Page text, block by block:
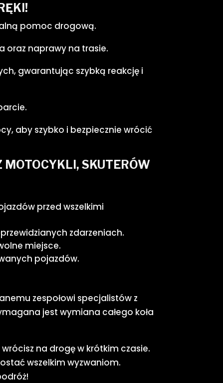
pomoc drogową.
oraz naprawy na trasie.
gwarantując szybką reakcję i
aby szybko i bezpiecznie wrócić
SKUTERÓW
przed wszelkimi
zdarzeniach.
miejsce.
pojazdów.
zespołowi specjalistów z
jest wymiana całego koła
na drogę w krótkim czasie.
wszelkim wyzwaniom.